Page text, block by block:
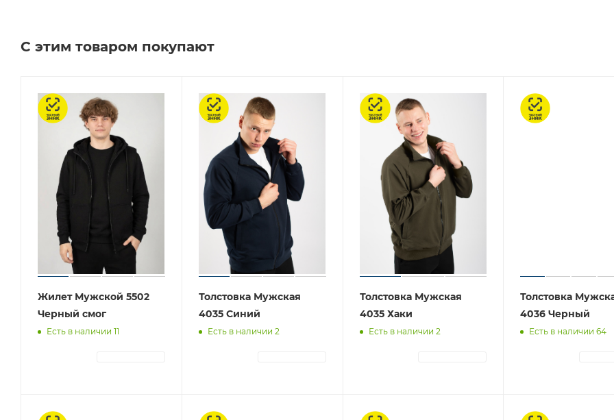
С этим товаром покупают
Честный знак
Жилет Мужской 5502
Черный смог
Есть в наличии 11
Честный знак
Толстовка Мужская
4035 Синий
Есть в наличии 2
Честный знак
Толстовка Мужская
4035 Хаки
Есть в наличии 2
Честный знак
Толстовка
4036 Черный
Есть в наличии 64